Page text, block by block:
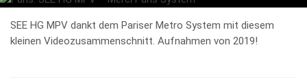
SEE HG MPV dankt dem Pariser Metro System mit diesem
kleinen Videozusammenschnitt. Aufnahmen von 2019!